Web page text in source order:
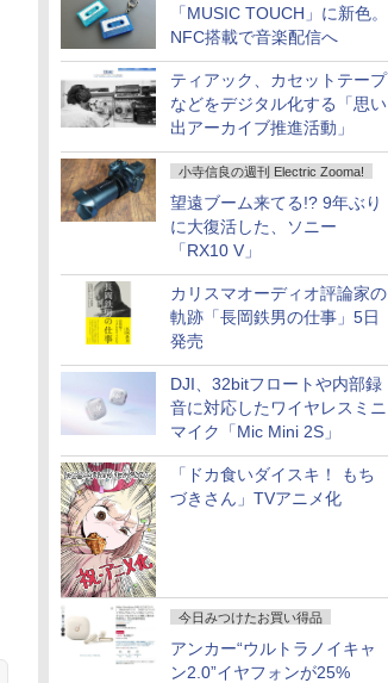
「MUSIC TOUCH」に新色。
NFC搭載で音楽配信へ
ティアック、カセットテープ
などをデジタル化する「思い
出アーカイブ推進活動」
小寺信良の週刊 Electric Zooma!
望遠ブーム来てる!? 9年ぶり
に大復活した、ソニー
「RX10 V」
カリスマオーディオ評論家の
軌跡「長岡鉄男の仕事」5日
発売
DJI、32bitフロートや内部録
音に対応したワイヤレスミニ
マイク「Mic Mini 2S」
「ドカ食いダイスキ！ もち
づきさん」TVアニメ化
今日みつけたお買い得品
アンカー“ウルトラノイキャ
ン2.0”イヤフォンが25%